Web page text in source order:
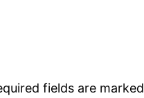
fields are marked